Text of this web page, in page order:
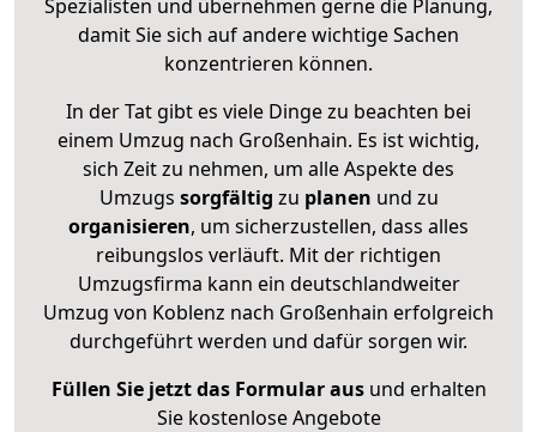
Spezialisten und übernehmen gerne die Planung,
damit Sie sich auf andere wichtige Sachen
konzentrieren können.
In der Tat gibt es viele Dinge zu beachten bei
einem Umzug nach Großenhain. Es ist wichtig,
sich Zeit zu nehmen, um alle Aspekte des
Umzugs sorgfältig zu planen und zu
organisieren, um sicherzustellen, dass alles
reibungslos verläuft. Mit der richtigen
Umzugsfirma kann ein deutschlandweiter
Umzug von Koblenz nach Großenhain erfolgreich
durchgeführt werden und dafür sorgen wir.
Füllen Sie jetzt das Formular ausund erhalten
Sie kostenlose Angebote